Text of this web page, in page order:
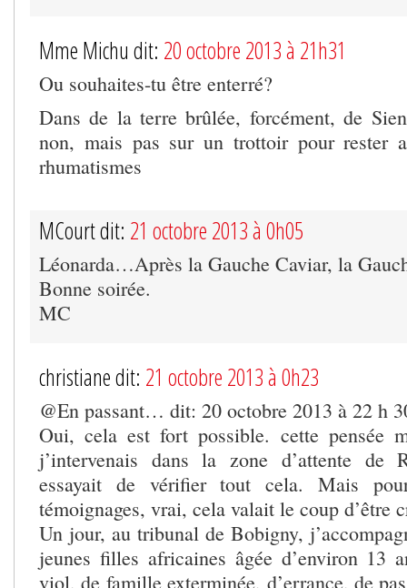
Mme Michu dit: 20 octobre 2013 à 21h31
Ou souhaites-tu être enterré?
Dans de la terre brûlée, forcément, de
non, mais pas sur un trottoir pour rester
rhumatismes
MCourt dit: 21 octobre 2013 à 0h05
Léonarda…Après la Gauche Caviar, la
Bonne soirée.
MC
christiane dit: 21 octobre 2013 à 0h23
@En passant… dit: 20 octobre 2013 à 22 h
Oui, cela est fort possible. cette pensée
j’intervenais dans la zone d’attente de
essayait de vérifier tout cela. Mais
témoignages, vrai, cela valait le coup d’être
Un jour, au tribunal de Bobigny,
jeunes filles africaines âgée d’environ 13
viol, de famille exterminée, d’errance, de